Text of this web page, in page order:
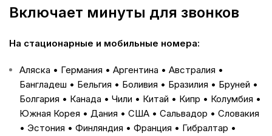
Включает минуты для звонков
На стационарные и мобильные номера:
Аляска • Германия • Аргентина • Австралия •
Бангладеш • Бельгия • Боливия • Бразилия • Бруней •
Болгария • Канада • Чили • Китай • Кипр • Колумбия •
Южная Корея • Дания • США • Сальвадор • Словакия
• Эстония • Финляндия • Франция • Гибралтар •